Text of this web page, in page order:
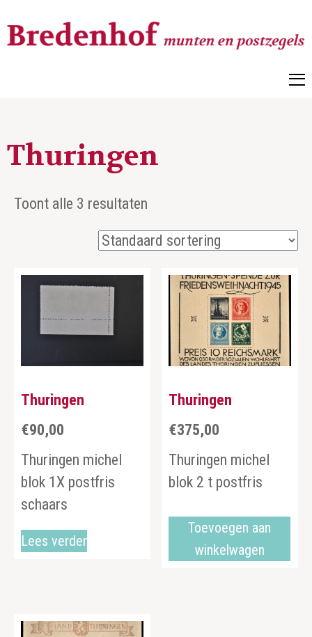
Thuringen
Toont alle 3 resultaten
Thuringen
€90,00
Thuringen michel
blok 1X postfris
schaars
Lees verder
Thuringen
€375,00
Thuringen michel
blok 2 t postfris
Toevoegen aan
winkelwagen